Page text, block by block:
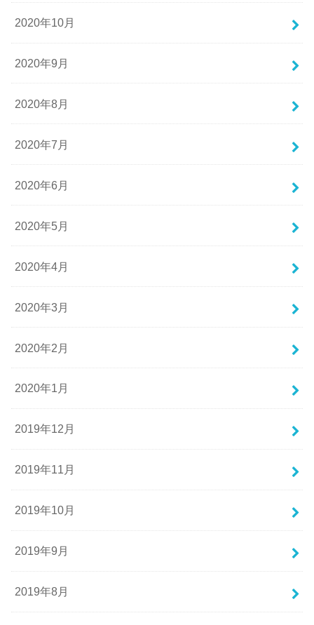
2020年10月
2020年9月
2020年8月
2020年7月
2020年6月
2020年5月
2020年4月
2020年3月
2020年2月
2020年1月
2019年12月
2019年11月
2019年10月
2019年9月
2019年8月